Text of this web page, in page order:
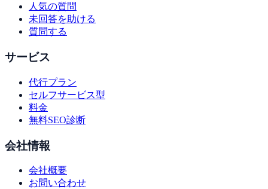
人気の質問
未回答を助ける
質問する
サービス
代行プラン
セルフサービス型
料金
無料SEO診断
会社情報
会社概要
お問い合わせ